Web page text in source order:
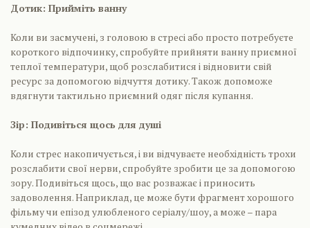
Дотик: Прийміть ванну
Коли ви засмучені, з головою в стресі або просто потребуєте
короткого відпочинку, спробуйте прийняти ванну приємної
теплої температури, щоб розслабитися і відновити свій
ресурс за допомогою відчуття дотику. Також допоможе
вдягнути тактильно приємний одяг після купання.
Зір: Подивіться щось для душі
Коли стрес накопичується, і ви відчуваєте необхідність трохи
розслабити свої нерви, спробуйте зробити це за допомогою
зору. Подивіться щось, що вас розважає і приносить
задоволення. Наприклад, це може бути фрагмент хорошого
фільму чи епізод улюбленого серіалу/шоу, а може – пара